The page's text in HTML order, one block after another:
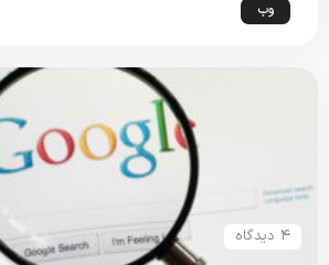
وب
۴ دیدگاه